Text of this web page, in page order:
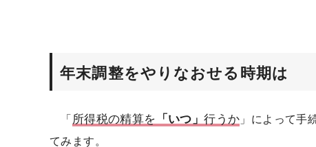
年末調整をやりなおせる時期は
「所得税の精算を 「いつ」行うか 」によって手
てみます。